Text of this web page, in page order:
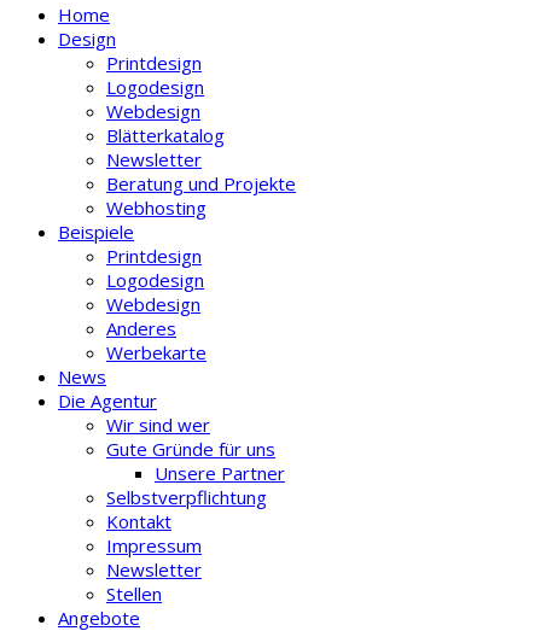
Home
Design
Printdesign
Logodesign
Webdesign
Blätterkatalog
Newsletter
Beratung und Projekte
Webhosting
Beispiele
Printdesign
Logodesign
Webdesign
Anderes
Werbekarte
News
Die Agentur
Wir sind wer
Gute Gründe für uns
Unsere Partner
Selbstverpflichtung
Kontakt
Impressum
Newsletter
Stellen
Angebote